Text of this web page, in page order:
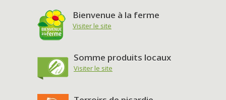
Bienvenue à la ferme
Visiter le site
Somme produits locaux
Visiter le site